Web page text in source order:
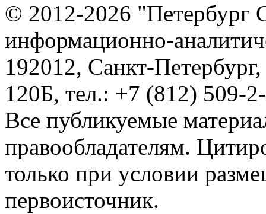
© 2012-2026 "Петербург
информационно-
192012, Санкт-
120Б, тел.: +7 (812) 509-
Все публикуемые
правообладателям.
только при условии
первоисточник.